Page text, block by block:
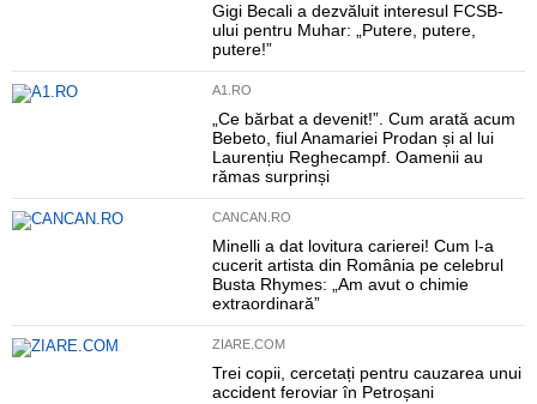
Gigi Becali a dezvăluit interesul FCSB-
ului pentru Muhar: „Putere, putere,
putere!”
A1.RO
„Ce bărbat a devenit!”. Cum arată acum
Bebeto, fiul Anamariei Prodan și al lui
Laurențiu Reghecampf. Oamenii au
rămas surprinși
CANCAN.RO
Minelli a dat lovitura carierei! Cum l-a
cucerit artista din România pe celebrul
Busta Rhymes: „Am avut o chimie
extraordinară”
ZIARE.COM
Trei copii, cercetați pentru cauzarea unui
accident feroviar în Petroșani